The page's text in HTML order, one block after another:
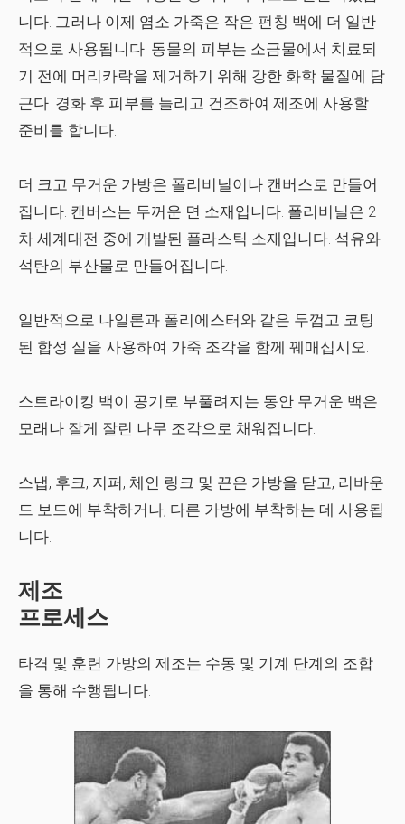
니다. 그러나 이제 염소 가죽은 작은 펀칭 백에 더 일반
적으로 사용됩니다. 동물의 피부는 소금물에서 치료되
기 전에 머리카락을 제거하기 위해 강한 화학 물질에 담
근다. 경화 후 피부를 늘리고 건조하여 제조에 사용할
준비를 합니다.
더 크고 무거운 가방은 폴리비닐이나 캔버스로 만들어
집니다. 캔버스는 두꺼운 면 소재입니다. 폴리비닐은 2
차 세계대전 중에 개발된 플라스틱 소재입니다. 석유와
석탄의 부산물로 만들어집니다.
일반적으로 나일론과 폴리에스터와 같은 두껍고 코팅
된 합성 실을 사용하여 가죽 조각을 함께 꿰매십시오.
스트라이킹 백이 공기로 부풀려지는 동안 무거운 백은
모래나 잘게 잘린 나무 조각으로 채워집니다.
스냅, 후크, 지퍼, 체인 링크 및 끈은 가방을 닫고, 리바운
드 보드에 부착하거나, 다른 가방에 부착하는 데 사용됩
니다.
제조
프로세스
타격 및 훈련 가방의 제조는 수동 및 기계 단계의 조합
을 통해 수행됩니다.